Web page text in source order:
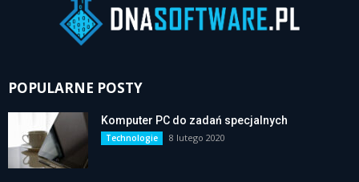
POPULARNE POSTY
Komputer PC do zadań specjalnych
Technologie 8 lutego 2020